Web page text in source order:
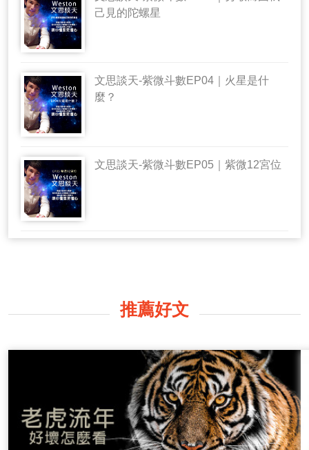
己見的陀螺星
文思談天-紫微斗數EP04｜火星是什
麼？
文思談天-紫微斗數EP05｜紫微12宮位
推薦好文